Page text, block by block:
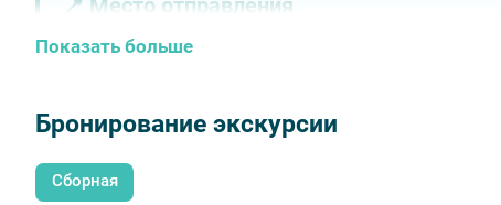
📍 Место отправления
Отправление: Гостиный двор (Невский пр., 35).
✨ Описание маршрута
Показать больше
Бронирование экскурсии
Сборная